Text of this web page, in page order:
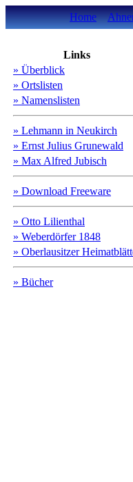
Home
Links
» Überblick
» Ortslisten
» Namenslisten
» Lehmann in Neukirch
» Ernst Julius Grunewald
» Max Alfred Jubisch
» Download Freeware
» Otto Lilienthal
» Weberdörfer 1848
» Oberlausitzer
» Bücher